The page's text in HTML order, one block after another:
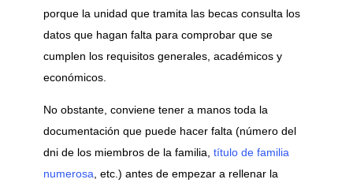
porque la unidad que tramita las becas consulta los
datos que hagan falta para comprobar que se
cumplen los requisitos generales, académicos y
económicos.
No obstante, conviene tener a manos toda la
documentación que puede hacer falta (número del
dni de los miembros de la familia, título de familia
numerosa , etc.) antes de empezar a rellenar la